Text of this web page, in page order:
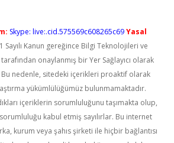
Skype: live:.cid.575569c608265c69Yasal
Sayılı Kanun gereğince Bilgi Teknolojileri ve
onaylanmış bir Yer Sağlayıcı olarak
nedenle, sitedeki içerikleri proaktif olarak
yükümlülüğümüz bulunmamaktadır.
içeriklerin sorumluluğunu taşımakta olup,
kabul etmiş sayılırlar. Bu internet
kurum veya şahıs şirketi ile hiçbir bağlantısı